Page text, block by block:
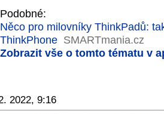
Podobné:
Něco pro milovníky ThinkPadů:
ThinkPhone SMARTmania.cz
Zobrazit vše o tomto tématu v
2022, 9:16